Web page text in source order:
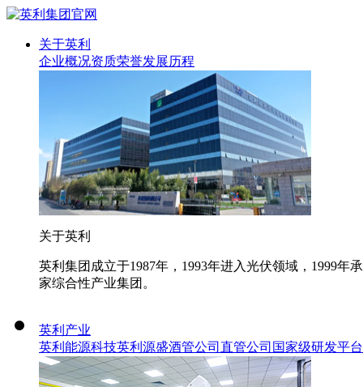
关于英利
企业概况资质荣誉发展历程
关于英利
英利集团成立于1987年，1993年进入光伏领域，1999
家综合性产业集团。
英利产业
英利能源科技英利源盛酒管公司 直管公司 国家级研发平台